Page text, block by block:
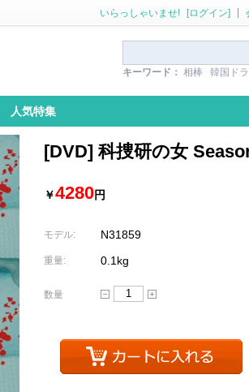
いらっしゃいませ! [ログイン]
キーワード： 相棒 韓国ド
人気特集
[DVD] 科捜研の女
￥4280円
モデル: N31859
重量: 0.1kg
数量